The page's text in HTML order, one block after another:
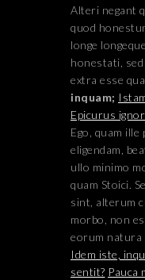
Alteri negant
quod
longe
honestati,
extra esse
inquam;
Epicurus
Ego, quam ille
eligendam,
ullo minimo
quam Stoici.
sint, alterum
morbo, non
eorum natura
Idem iste,
sentit? Pauca